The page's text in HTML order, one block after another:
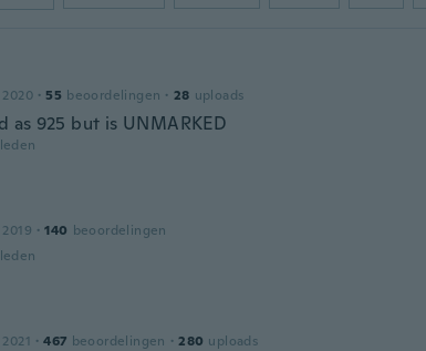
· 55 beoordelingen · 28 uploads
as 925 but is UNMARKED
· 140 beoordelingen
· 467 beoordelingen · 280 uploads